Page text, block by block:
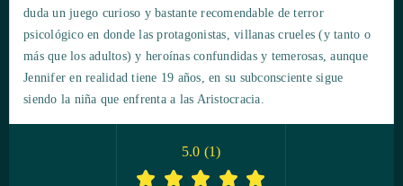
duda un juego curioso y bastante recomendable de terror
psicológico en donde las protagonistas, villanas crueles (y tanto o
más que los adultos) y heroínas confundidas y temerosas, aunque
Jennifer en realidad tiene 19 años, en su subconsciente sigue
siendo la niña que enfrenta a las Aristocracia.
5.0 (1)